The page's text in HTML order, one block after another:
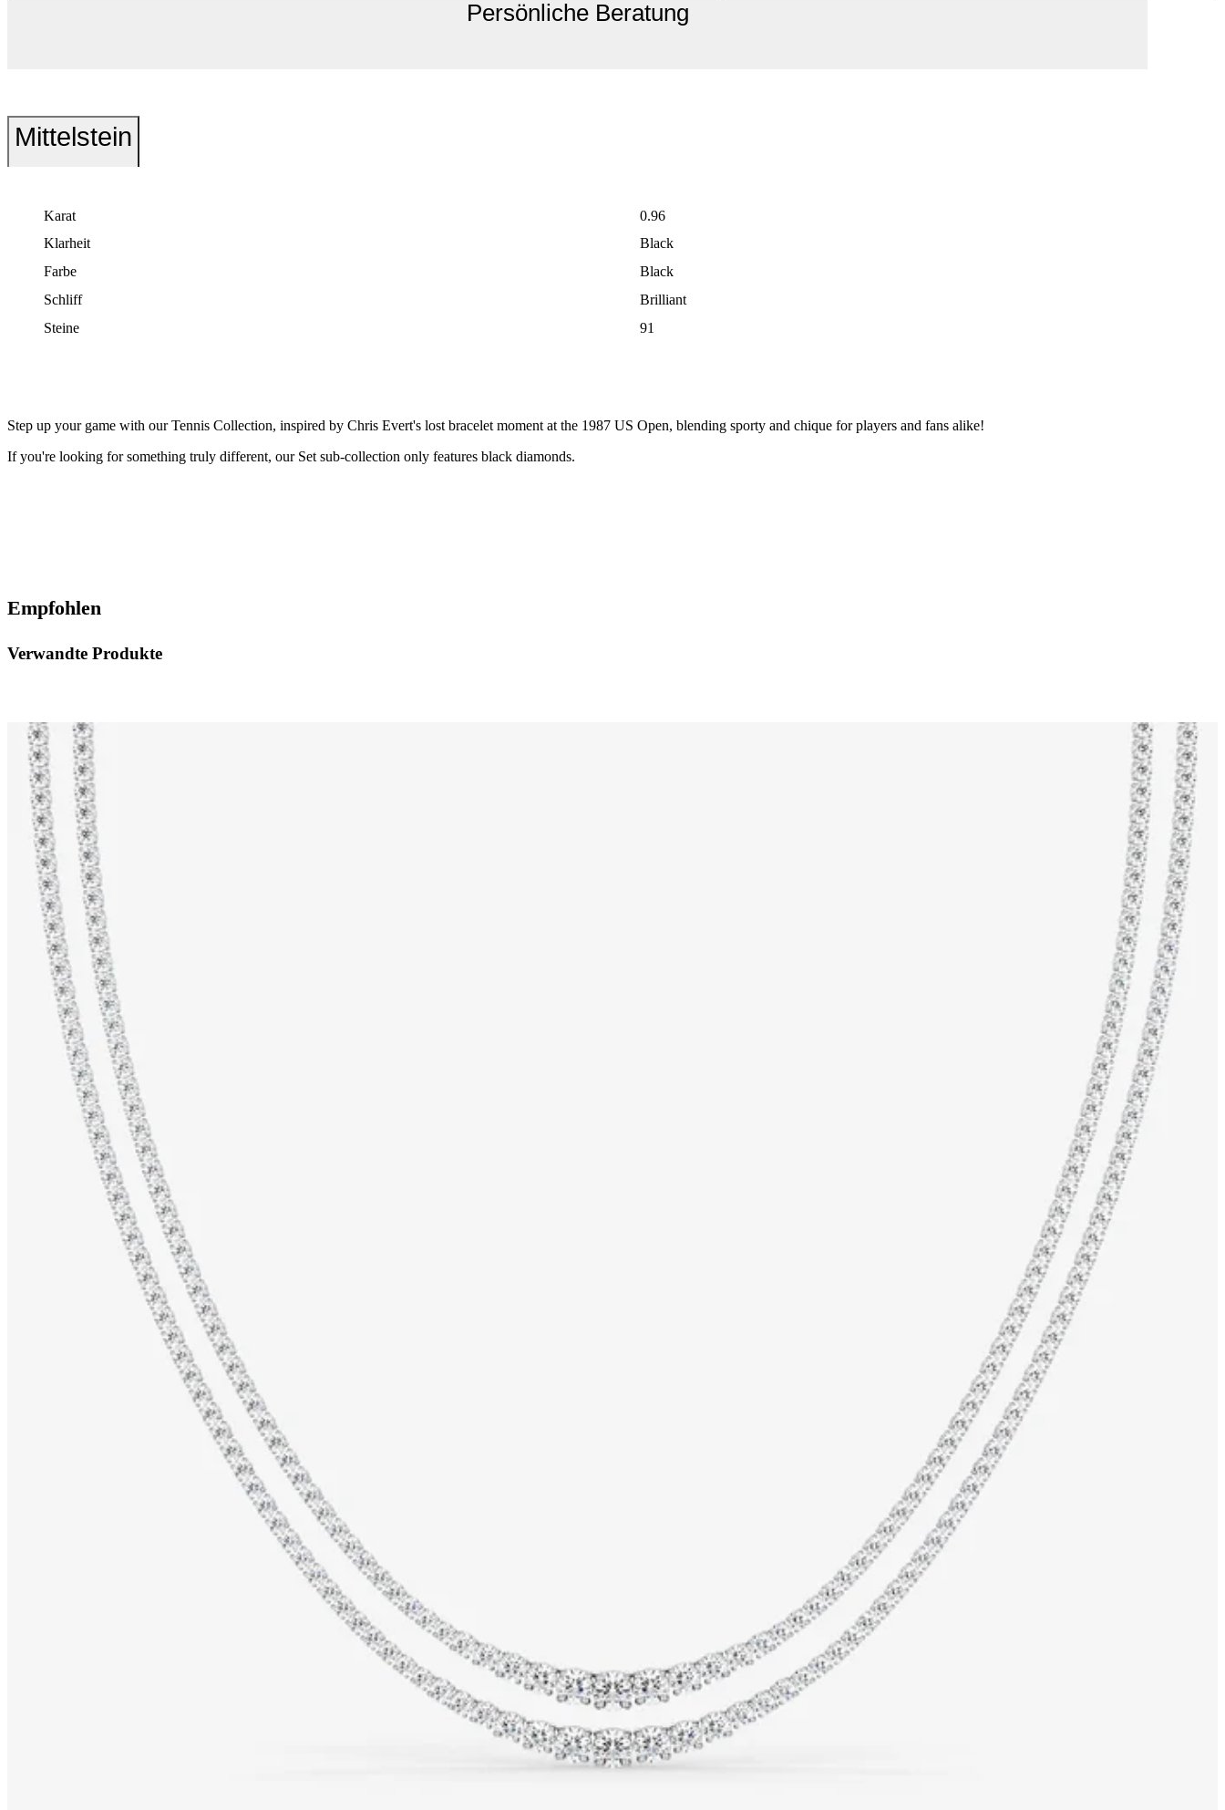
Persönliche Beratung
Mittelstein
Karat
0.96
Klarheit
Black
Farbe
Black
Schliff
Brilliant
Steine
91
Step up your game with our Tennis Collection, inspired by Chris Evert's lost bracelet moment at the 1987 US Open, blending sporty and chique for players and fans alike!
If you're looking for something truly different, our Set sub-collection only features black diamonds.
Empfohlen
Verwandte Produkte